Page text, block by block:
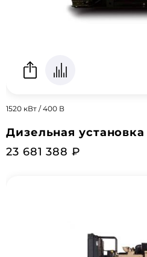
1520 кВт / 400 В
Дизельная установка
23 681 388 ₽